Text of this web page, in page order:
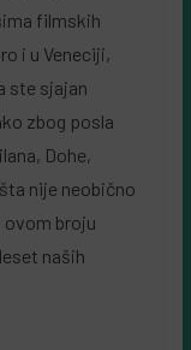
filmskih
i u Veneciji,
ste sjajan
zbog posla
Dohe,
nije neobično
broju
naših